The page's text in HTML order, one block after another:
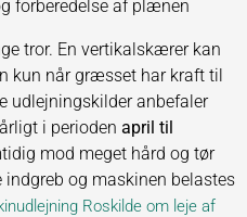
tror. En vertikalskærer kan
kun når græsset har kraft til
udlejningskilder anbefaler
i perioden april til
mod meget hård og tør
og maskinen belastes
Roskilde om leje af